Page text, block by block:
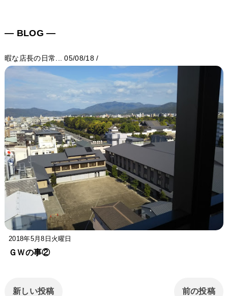
― BLOG ―
暇な店長の日常... 05/08/18 /
2018年5月8日火曜日
ＧＷの事②
新しい投稿 前の投稿